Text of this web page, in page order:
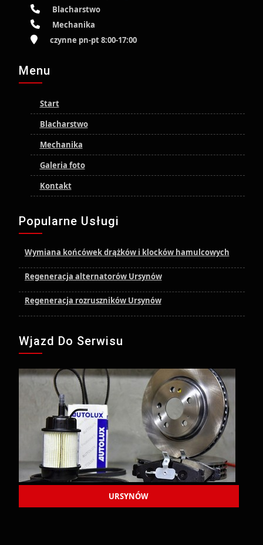
Blacharstwo
Mechanika
czynne pn-pt 8:00-17:00
Menu
Start
Blacharstwo
Mechanika
Galeria foto
Kontakt
Popularne Usługi
Wymiana końcówek drążków i klocków hamulcowych
Regeneracja alternatorów Ursynów
Regeneracja rozruszników Ursynów
Wjazd Do Serwisu
URSYNÓW